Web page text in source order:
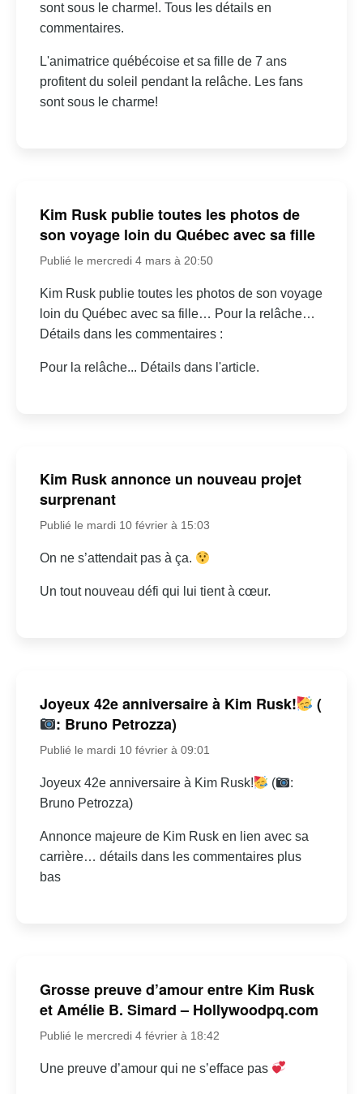
sont sous le charme!. Tous les détails en
commentaires.
L'animatrice québécoise et sa fille de 7 ans
profitent du soleil pendant la relâche. Les fans
sont sous le charme!
Kim Rusk publie toutes les photos de
son voyage loin du Québec avec sa fille
Publié le mercredi 4 mars à 20:50
Kim Rusk publie toutes les photos de son voyage
loin du Québec avec sa fille… Pour la relâche…
Détails dans les commentaires :
Pour la relâche... Détails dans l'article.
Kim Rusk annonce un nouveau projet
surprenant
Publié le mardi 10 février à 15:03
On ne s’attendait pas à ça.
Un tout nouveau défi qui lui tient à cœur.
Joyeux 42e anniversaire à Kim Rusk!
(
: Bruno Petrozza)
Publié le mardi 10 février à 09:01
Joyeux 42e anniversaire à Kim Rusk! (
:
Bruno Petrozza)
Annonce majeure de Kim Rusk en lien avec sa
carrière… détails dans les commentaires plus
bas
Grosse preuve d’amour entre Kim Rusk
et Amélie B. Simard – Hollywoodpq.com
Publié le mercredi 4 février à 18:42
Une preuve d’amour qui ne s’efface pas